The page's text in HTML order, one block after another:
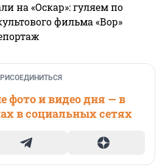
на «Оскар»: гуляем по
фильма «Вор»
фото и видео дня — в
в социальных сетях